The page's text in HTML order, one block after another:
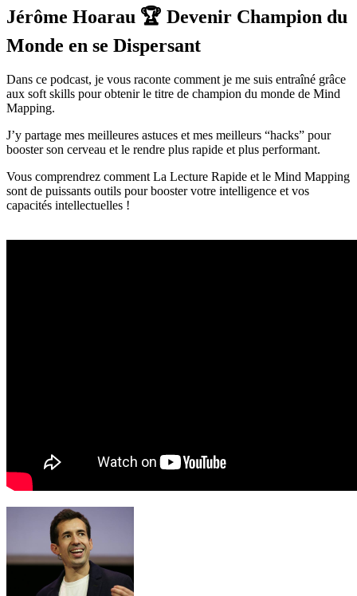
Jérôme
Hoarau
Pène
Jérôme Hoarau 🏆 Devenir Champion du
Monde en se Dispersant
Dans ce podcast, je vous raconte comment je me suis entraîné grâce
aux soft skills pour obtenir le titre de champion du monde de Mind
Mapping.
J’y partage mes meilleures astuces et mes meilleurs “hacks” pour
booster son cerveau et le rendre plus rapide et plus performant.
Vous comprendrez comment La Lecture Rapide et le Mind Mapping
sont de puissants outils pour booster votre intelligence et vos
capacités intellectuelles !